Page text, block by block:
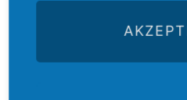
weitere mit der Websitenutzung
zu erbringen. Die im Rahmen von